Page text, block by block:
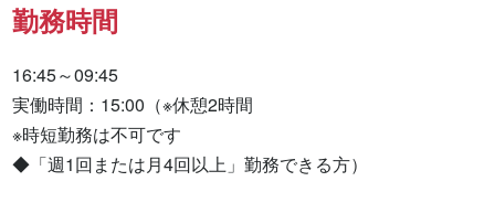
勤務時間
16:45～09:45
実働時間：15:00（※休憩2時間
※時短勤務は不可です
◆「週1回または月4回以上」勤務できる方）